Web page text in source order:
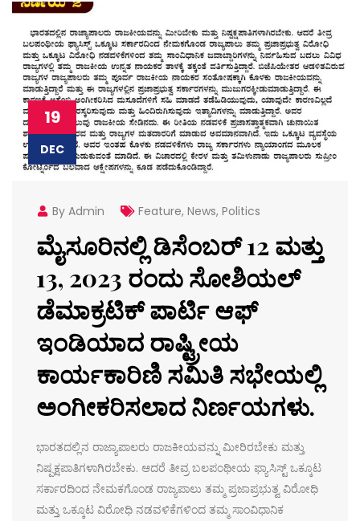
19
DEC
By Admin Feature, News, Politics
ಮೈಸೂರಿನಲ್ಲಿ ಡಿಸೆಂಬರ್ 12 ಮತ್ತು
13, 2023 ರಂದು ಸೋಶಿಯಲ್
ಡೆಮಾಕ್ರಟಿಕ್ ಪಾರ್ಟಿ ಆಫ್
ಇಂಡಿಯಾದ ರಾಷ್ಟ್ರೀಯ
ಕಾರ್ಯಕಾರಿಣಿ ಸಮಿತಿ ಸಭೇಯಲ್ಲಿ
ಅಂಗೀಕರಿಸಲಾದ ನಿರ್ಣಯಗಳು.
ಭಾರತದಲ್ಲಿನ ರಾಜ್ಯಾಪಾಲರು ರಾಜಕೀಯವನ್ನು ಮೀರಿರಬೇಕು ಮತ್ತು
ನಿಷ್ಪಕ್ಷಪಾತಿಗಳಾಗಿರಬೇಕು. ಆದರೆ ತೀವ್ರ ಬಲಪಂಥೀಯ ಫ್ಯಾಸಿಸ್ಟ್ ಒಕ್ಕೂಟ
ಸರ್ಕಾರದಿಂದ ನೇಮಕಗೊಂಡ ರಾಜ್ಯಪಾಲು ತಮ್ಮ ಪ್ರಜಾಪ್ರಭುತ್ವ ವಿರೋಧಿ
ಮತ್ತು ಒಕ್ಕೂಟ ವಿರೋಧಿ ನಡವಳಿಕೆಗಳಿಂದ ತಮ್ಮ ಸಾಂವಿಧಾನಿಕ